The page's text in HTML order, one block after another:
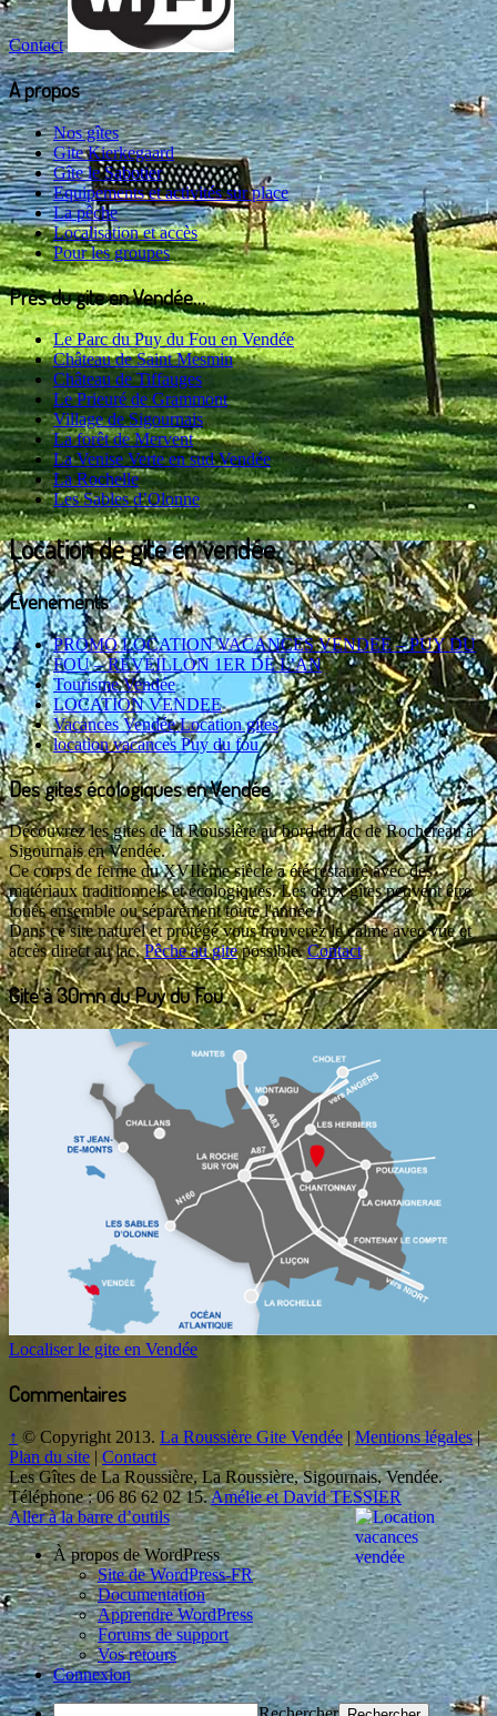
Contact
A propos
Nos gîtes
Gite Kierkegaard
Gîte le Sabotier
Equipements et activités sur place
La pêche
Localisation et accès
Pour les groupes
Près du gite en Vendée…
Le Parc du Puy du Fou en Vendée
Château de Saint Mesmin
Château de Tiffauges
Le Prieuré de Grammont
Village de Sigournais
La forêt de Mervent
La Venise Verte en sud Vendée
La Rochelle
Les Sables d’Olonne
Location de gite en vendée
Evenements
PROMO LOCATION VACANCES VENDEE – PUY DU
FOU – REVEILLON 1ER DE L’AN
Tourisme Vendée
LOCATION VENDEE
Vacances Vendée Location gites
location vacances Puy du fou
Des gites écologiques en Vendée
Découvrez les gites de la Roussière au bord du lac de Rochereau à
Sigournais en Vendée.
Ce corps de ferme du XVIIème siècle a été restauré avec des
matériaux traditionnels et écologiques. Les deux gîtes peuvent être
loués ensemble ou séparément toute l'année !
Dans ce site naturel et protégé vous trouverez le calme avec vue et
accès direct au lac.Pêche au gitepossible.Contact
Gite à 30mn du Puy du Fou
Localiser le gite en Vendée
Commentaires
↑ © Copyright 2013. La Roussière Gite Vendée |Mentions légales|
Plan du site | Contact
Les Gîtes de La Roussière,La Roussière,Sigournais,Vendée.
Téléphone :06 86 62 02 15.Amélie et David TESSIER
Aller à la barre d’outils
À propos de WordPress
Site de WordPress-FR
Documentation
Apprendre WordPress
Forums de support
Vos retours
Connexion